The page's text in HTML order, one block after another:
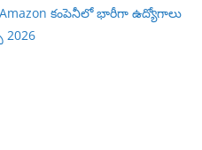
కంపెనీలో భారీగా ఉద్యోగాలు
2026